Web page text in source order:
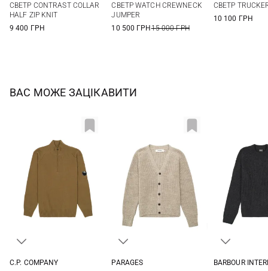
СВЕТР CONTRAST COLLAR
HALF ZIP KNIT
9 400 ГРН
3XL
СВЕТР WATCH CREWNECK
JUMPER
10 500 ГРН15 000 ГРН
СВЕТР
10 100 ГРН
ВАС МОЖЕ ЗАЦІКАВИТИ
C.P. COMPANY
PARAGES
BARBOUR